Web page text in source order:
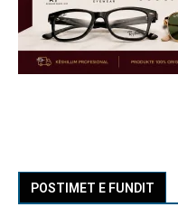
POSTIMET E FUNDIT